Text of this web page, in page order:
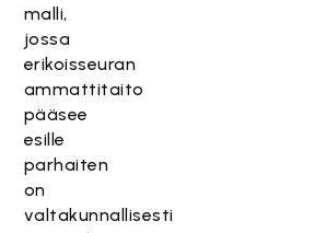
malli,
jossa
erikoisseuran
ammattitaito
pääsee
esille
parhaiten
on
valtakunnallisesti